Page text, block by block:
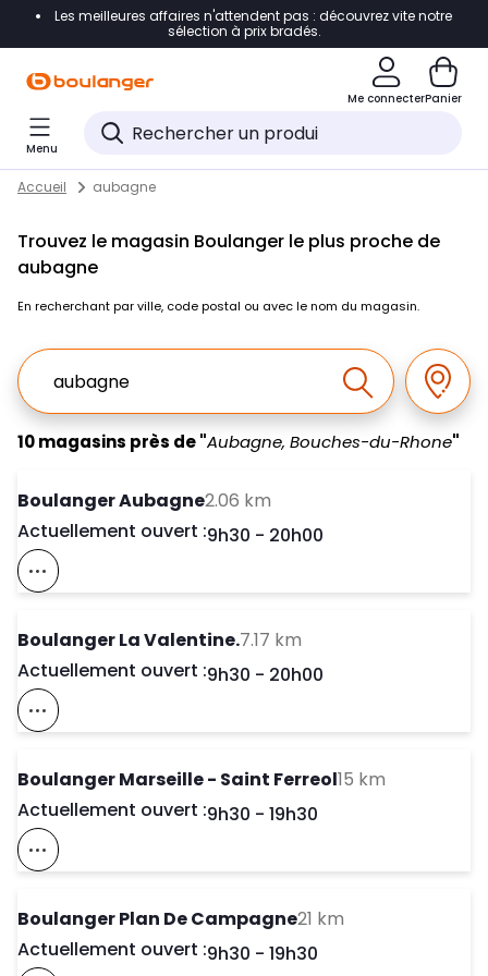
Accéder directement à la navigation
Accéder directement au pied de page
Accéder directement au chatbot
Les meilleures affaires n'attendent pas : découvrez vite notre
sélection à prix bradés.
Me connecterPanier
Menu
Skip to content
Return to Nav
Accueil aubagne
Trouvez le magasin Boulanger le plus proche de
aubagne
En recherchant par ville, code postal ou avec le nom du magasin.
Ville, Region, Code postal ou Ville & Pays
Effectuer la
10 magasins près de "Aubagne, Bouches-du-Rhone"
Boulanger Aubagne2.06 km
Actuellement ouvert :Day of the Week
9h30 - 20h00
Voir Ce Magasin Sur La Carte
Boulanger La Valentine.7.17 km
Actuellement ouvert :Day of the Week
9h30 - 20h00
Voir Ce Magasin Sur La Carte
Boulanger Marseille - Saint Ferreol15 km
Actuellement ouvert :Day of the Week
9h30 - 19h30
Voir Ce Magasin Sur La Carte
Boulanger Plan De Campagne21 km
Actuellement ouvert :Day of the Week
9h30 - 19h30